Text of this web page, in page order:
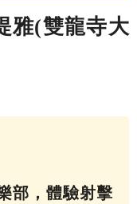
雅(雙龍寺大
部，體驗射擊